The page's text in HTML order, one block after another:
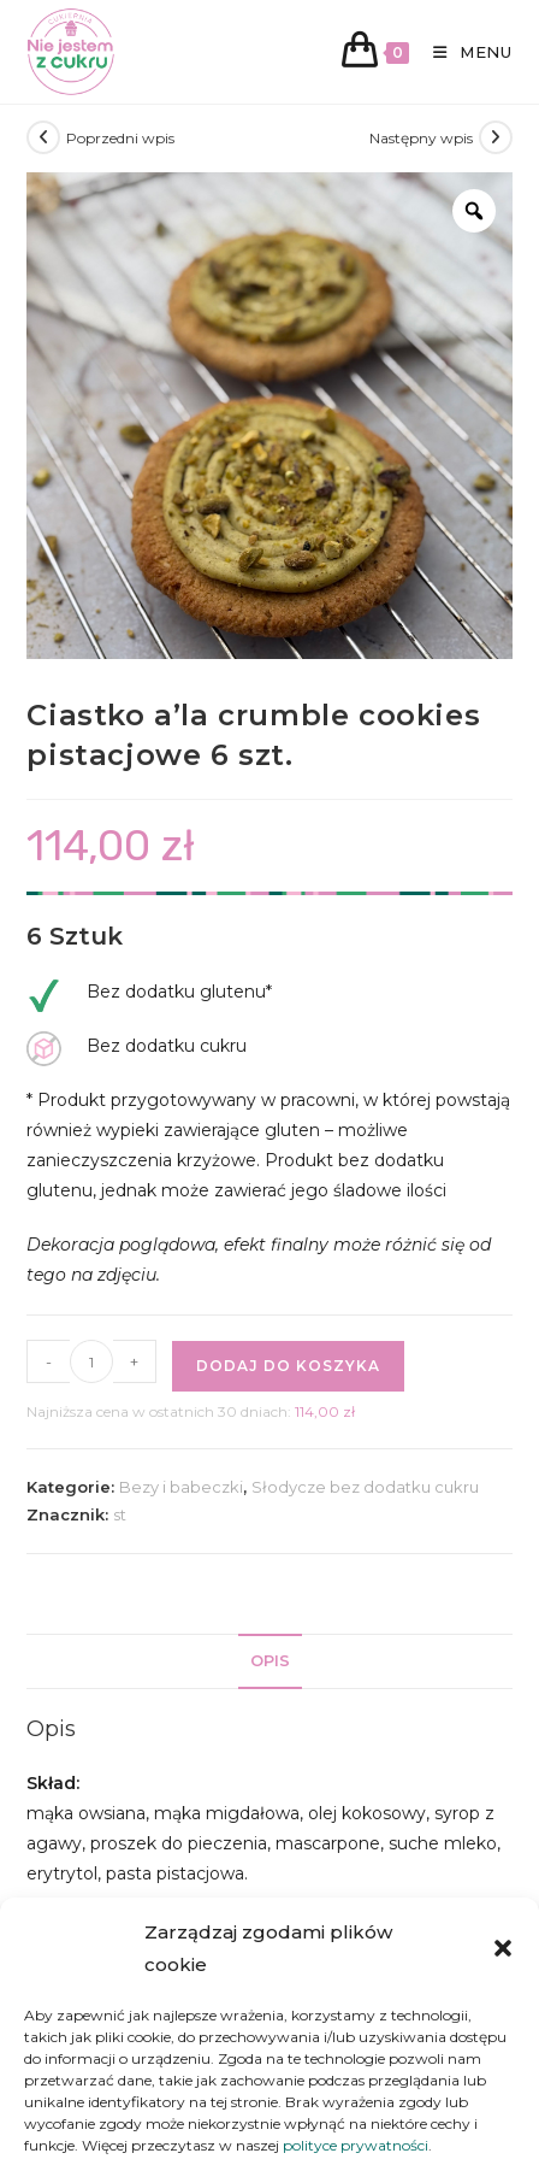
Zarządzaj zgodami plików
cookie
Aby zapewnić jak najlepsze wrażenia, korzystamy z technologii,
takich jak pliki cookie, do przechowywania i/lub uzyskiwania dostępu
do informacji o urządzeniu. Zgoda na te technologie pozwoli nam
przetwarzać dane, takie jak zachowanie podczas przeglądania lub
unikalne identyfikatory na tej stronie. Brak wyrażenia zgody lub
wycofanie zgody może niekorzystnie wpłynąć na niektóre cechy i
funkcje. Więcej przeczytasz w naszej polityce prywatności.
Koniec
0 MENU
Poprzedni wpis Następny wpis
Ciastko a’la crumble cookies
pistacjowe 6 szt.
114,00 zł
6 Sztuk
Bez dodatku glutenu*
Bez dodatku cukru
* Produkt przygotowywany w pracowni, w której powstają
również wypieki zawierające gluten – możliwe
zanieczyszczenia krzyżowe. Produkt bez dodatku
glutenu, jednak może zawierać jego śladowe ilości
Dekoracja poglądowa, efekt finalny może różnić się od
tego na zdjęciu.
Ciastko
a’la
pistacjowe
- + DODAJ DO KOSZYKA
Najniższa cena w ostatnich 30 dniach:114,00 zł
Kategorie: Bezy i babeczki, Słodycze bez dodatku cukru
Znacznik: st
OPIS
Opis
Skład:
mąka owsiana, mąka migdałowa, olej kokosowy, syrop z
agawy, proszek do pieczenia, mascarpone, suche mleko,
erytrytol, pasta pistacjowa.
Wartości odżywcze (1 sztuka):
Ok. 592,8 kcal | Białko: 11 g | Węglowodany: 41,5 g
Informacja o alergenach – Produkt może zawierać
gluten, jaja, orzeszki ziemne, orzechy, soja, mleko, sezam,
kakao.